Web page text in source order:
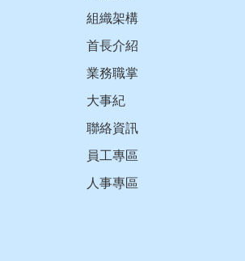
組織架構
首長介紹
業務職掌
大事紀
聯絡資訊
員工專區
人事專區